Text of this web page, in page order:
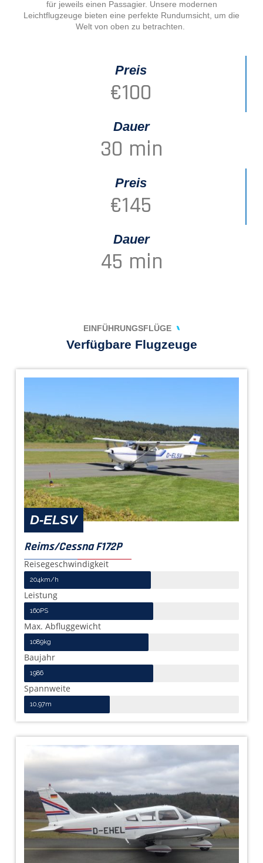
für jeweils einen Passagier. Unsere modernen
Leichtflugzeuge bieten eine perfekte Rundumsicht, um die
Welt von oben zu betrachten.
Preis
€100
Dauer
30 min
Preis
€145
Dauer
45 min
EINFÜHRUNGSFLÜGE
Verfügbare Flugzeuge
D-ELSV
Reims/Cessna F172P
Reisegeschwindigkeit
204km/h
Leistung
160PS
Max. Abfluggewicht
1089kg
Baujahr
1986
Spannweite
10,97m